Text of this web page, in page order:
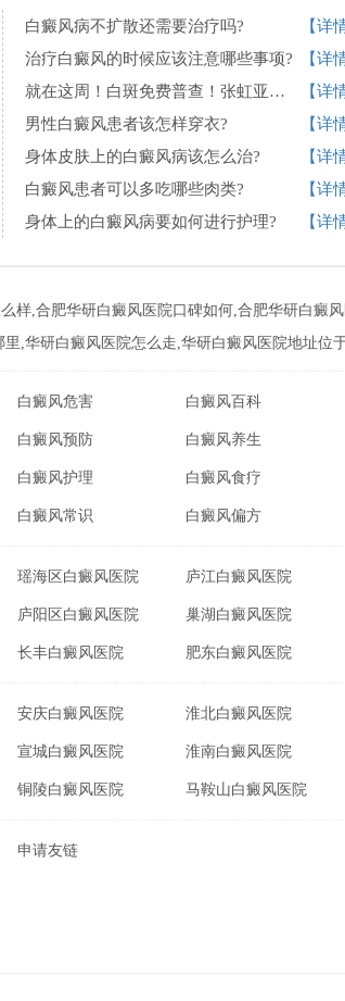
白癜风病不扩散还需要治疗吗?
【详
治疗白癜风的时候应该注意哪些事项?
【详
就在这周！白斑免费普查！张虹亚、吴跃申教授在合肥华研白癜风医院会诊！
【详
男性白癜风患者该怎样穿衣?
【详
身体皮肤上的白癜风病该怎么治?
【详
白癜风患者可以多吃哪些肉类?
【详
身体上的白癜风病要如何进行护理?
【详
样,合肥华研白癜风医院口碑如何,合肥华研白癜
,华研白癜风医院怎么走,华研白癜风医院地址位
白癜风危害
白癜风预防
白癜风护理
白癜风常识
白癜风百科
白癜风养生
白癜风食疗
白癜风偏方
瑶海区白癜风医院
庐阳区白癜风医院
长丰白癜风医院
庐江白癜风医院
巢湖白癜风医院
肥东白癜风医院
安庆白癜风医院
宣城白癜风医院
铜陵白癜风医院
淮北白癜风医院
淮南白癜风医院
马鞍山白癜风医院
申请友链